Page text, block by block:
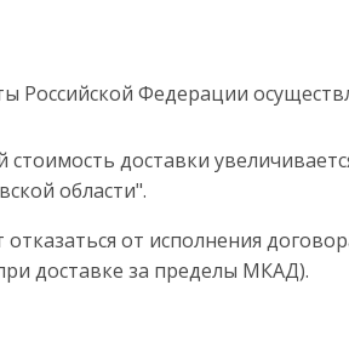
Российской Федерации
доставки
области".
от исполнения
доставке за пределы МКАД).